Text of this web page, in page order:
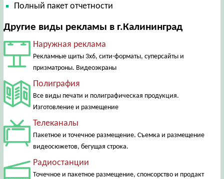
Полный пакет отчетности
Другие виды рекламы в г.Калининград
Наружная реклама
Рекламные щиты 3х6, сити-форматы, суперсайты и
призматроны. Видеоэкраны
Полиграфия
Все виды печати и полиграфическая продукция.
Изготовление и размещение
Телеканалы
Пакетное и точечное размещение. Съемка и размещение
видеосюжетов, бегущая строка.
Радиостанции
Точечное и пакетное размещение, спонсорство и продакт